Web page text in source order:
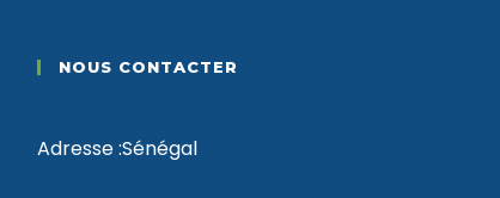
NOUS CONTACTER
Adresse :Sénégal